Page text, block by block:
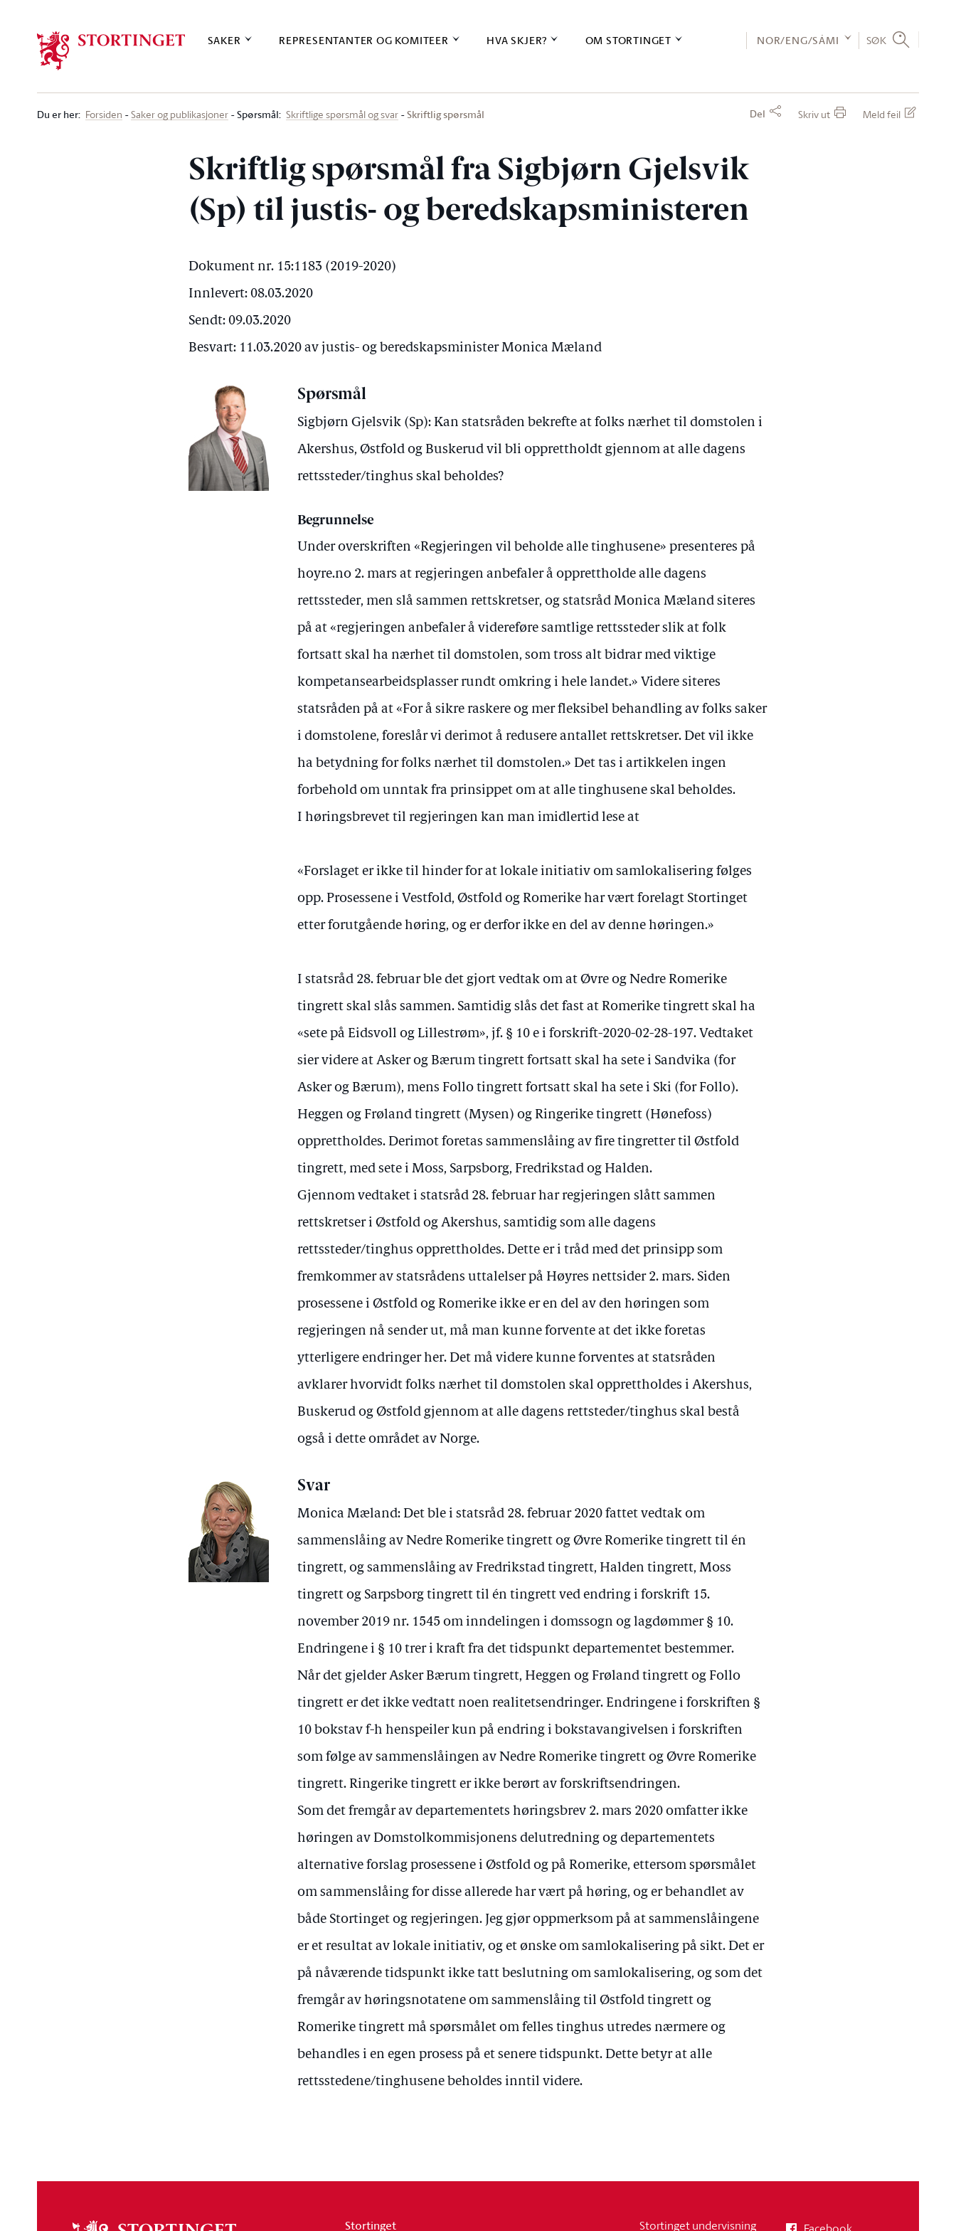
SAKER REPRESENTANTER OG KOMITEER HVA SKJER? OM STORTINGET NOR/ENG/SÁMI SØK
Du er her: Forsiden Saker og publikasjoner Spørsmål: Skriftlige spørsmål og svar Skriftlig spørsmål Del Skriv ut Meld feil
Skriftlig spørsmål fra Sigbjørn Gjelsvik
(Sp) til justis- og beredskapsministeren
Dokument nr. 15:1183 (2019-2020)
Innlevert: 08.03.2020
Sendt: 09.03.2020
Besvart: 11.03.2020 av justis- og beredskapsminister Monica Mæland
Spørsmål
Sigbjørn Gjelsvik (Sp): Kan statsråden bekrefte at folks nærhet til domstolen i
Akershus, Østfold og Buskerud vil bli opprettholdt gjennom at alle dagens
rettssteder/tinghus skal beholdes?
Begrunnelse
Under overskriften «Regjeringen vil beholde alle tinghusene» presenteres på
hoyre.no 2. mars at regjeringen anbefaler å opprettholde alle dagens
rettssteder, men slå sammen rettskretser, og statsråd Monica Mæland siteres
på at «regjeringen anbefaler å videreføre samtlige rettssteder slik at folk
fortsatt skal ha nærhet til domstolen, som tross alt bidrar med viktige
kompetansearbeidsplasser rundt omkring i hele landet.» Videre siteres
statsråden på at «For å sikre raskere og mer fleksibel behandling av folks saker
i domstolene, foreslår vi derimot å redusere antallet rettskretser. Det vil ikke
ha betydning for folks nærhet til domstolen.» Det tas i artikkelen ingen
forbehold om unntak fra prinsippet om at alle tinghusene skal beholdes.
I høringsbrevet til regjeringen kan man imidlertid lese at
«Forslaget er ikke til hinder for at lokale initiativ om samlokalisering følges
opp. Prosessene i Vestfold, Østfold og Romerike har vært forelagt Stortinget
etter forutgående høring, og er derfor ikke en del av denne høringen.»
I statsråd 28. februar ble det gjort vedtak om at Øvre og Nedre Romerike
tingrett skal slås sammen. Samtidig slås det fast at Romerike tingrett skal ha
«sete på Eidsvoll og Lillestrøm», jf. § 10 e i forskrift-2020-02-28-197. Vedtaket
sier videre at Asker og Bærum tingrett fortsatt skal ha sete i Sandvika (for
Asker og Bærum), mens Follo tingrett fortsatt skal ha sete i Ski (for Follo).
Heggen og Frøland tingrett (Mysen) og Ringerike tingrett (Hønefoss)
opprettholdes. Derimot foretas sammenslåing av fire tingretter til Østfold
tingrett, med sete i Moss, Sarpsborg, Fredrikstad og Halden.
Gjennom vedtaket i statsråd 28. februar har regjeringen slått sammen
rettskretser i Østfold og Akershus, samtidig som alle dagens
rettssteder/tinghus opprettholdes. Dette er i tråd med det prinsipp som
fremkommer av statsrådens uttalelser på Høyres nettsider 2. mars. Siden
prosessene i Østfold og Romerike ikke er en del av den høringen som
regjeringen nå sender ut, må man kunne forvente at det ikke foretas
ytterligere endringer her. Det må videre kunne forventes at statsråden
avklarer hvorvidt folks nærhet til domstolen skal opprettholdes i Akershus,
Buskerud og Østfold gjennom at alle dagens rettsteder/tinghus skal bestå
også i dette området av Norge.
Svar
Monica Mæland: Det ble i statsråd 28. februar 2020 fattet vedtak om
sammenslåing av Nedre Romerike tingrett og Øvre Romerike tingrett til én
tingrett, og sammenslåing av Fredrikstad tingrett, Halden tingrett, Moss
tingrett og Sarpsborg tingrett til én tingrett ved endring i forskrift 15.
november 2019 nr. 1545 om inndelingen i domssogn og lagdømmer § 10.
Endringene i § 10 trer i kraft fra det tidspunkt departementet bestemmer.
Når det gjelder Asker Bærum tingrett, Heggen og Frøland tingrett og Follo
tingrett er det ikke vedtatt noen realitetsendringer. Endringene i forskriften §
10 bokstav f-h henspeiler kun på endring i bokstavangivelsen i forskriften
som følge av sammenslåingen av Nedre Romerike tingrett og Øvre Romerike
tingrett. Ringerike tingrett er ikke berørt av forskriftsendringen.
Som det fremgår av departementets høringsbrev 2. mars 2020 omfatter ikke
høringen av Domstolkommisjonens delutredning og departementets
alternative forslag prosessene i Østfold og på Romerike, ettersom spørsmålet
om sammenslåing for disse allerede har vært på høring, og er behandlet av
både Stortinget og regjeringen. Jeg gjør oppmerksom på at sammenslåingene
er et resultat av lokale initiativ, og et ønske om samlokalisering på sikt. Det er
på nåværende tidspunkt ikke tatt beslutning om samlokalisering, og som det
fremgår av høringsnotatene om sammenslåing til Østfold tingrett og
Romerike tingrett må spørsmålet om felles tinghus utredes nærmere og
behandles i en egen prosess på et senere tidspunkt. Dette betyr at alle
rettsstedene/tinghusene beholdes inntil videre.
Stortinget Stortinget undervisning